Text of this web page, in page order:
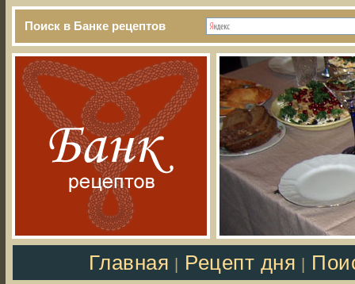
Поиск в Банке рецептов
Главная Рецепт дня